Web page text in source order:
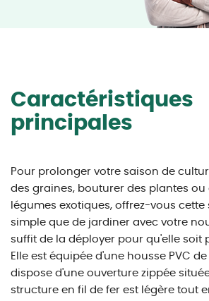
Caractéristiques
principales
Pour prolonger votre saison de
des graines, bouturer des plantes ou
légumes exotiques, offrez-vous cette
simple que de jardiner avec votre
suffit de la déployer pour qu'elle soit
Elle est équipée d'une housse PVC
dispose d'une ouverture zippée
structure en fil de fer est légère tout